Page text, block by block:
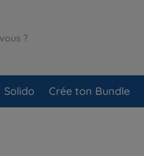
Solido Crée ton Bundle